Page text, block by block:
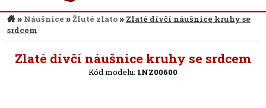
» Náušnice »Žluté zlato» Zlaté dívčí náušnice kruhy se
srdcem
Zlaté dívčí náušnice kruhy se srdcem
Kód modelu: 1NZ00600
Zpět